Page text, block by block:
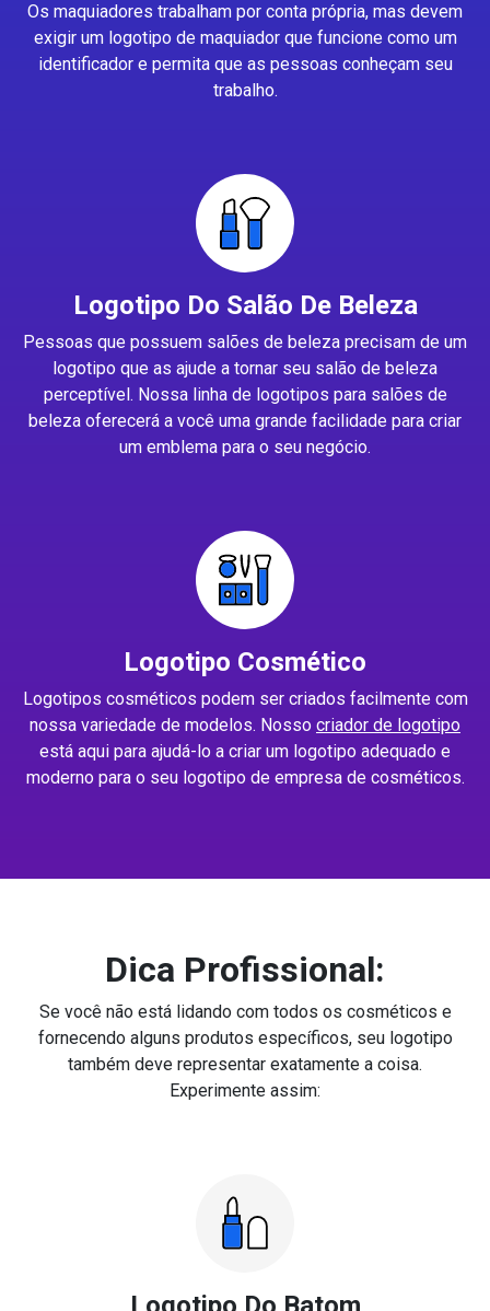
Os maquiadores trabalham por conta própria, mas devem
exigir um logotipo de maquiador que funcione como um
identificador e permita que as pessoas conheçam seu
trabalho.
Logotipo Do Salão De Beleza
Pessoas que possuem salões de beleza precisam de um
logotipo que as ajude a tornar seu salão de beleza
perceptível. Nossa linha de logotipos para salões de
beleza oferecerá a você uma grande facilidade para criar
um emblema para o seu negócio.
Logotipo Cosmético
Logotipos cosméticos podem ser criados facilmente com
nossa variedade de modelos. Nosso criador de logotipo
está aqui para ajudá-lo a criar um logotipo adequado e
moderno para o seu logotipo de empresa de cosméticos.
Dica Profissional:
Se você não está lidando com todos os cosméticos e
fornecendo alguns produtos específicos, seu logotipo
também deve representar exatamente a coisa.
Experimente assim: